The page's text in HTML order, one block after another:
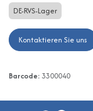
DE-RVS-Lager
Kontaktieren Sie uns
Barcode: 3300040